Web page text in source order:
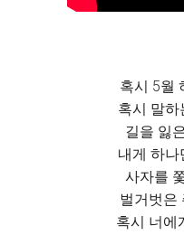
혹시 5월
혹시 말하
길을 잃
내게 하나
사자를
벌거벗은
혹시 너에